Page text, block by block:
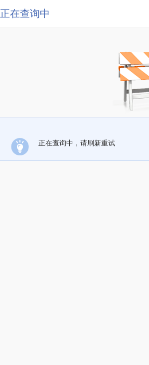
正在查询中
正在查询中，请刷新重试